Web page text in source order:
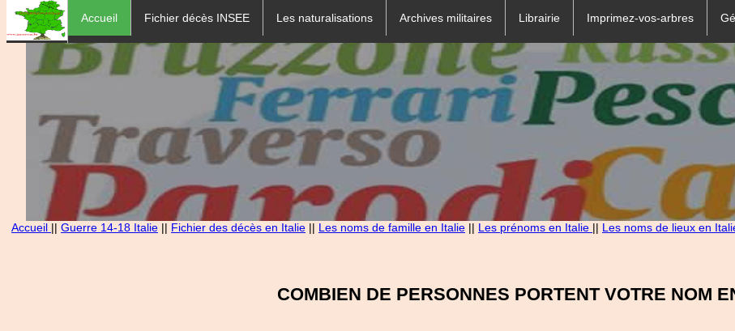
Accueil Fichier décès INSEE Les naturalisations Archives militaires Librairie Imprimez-vos-arbres
Accueil || Guerre 14-18 Italie || Fichier des décès en Italie || Les noms de famille en Italie || Les prénoms en Italie || Les noms de lieux en
COMBIEN DE PERSONNES PORTENT VOTRE NOM